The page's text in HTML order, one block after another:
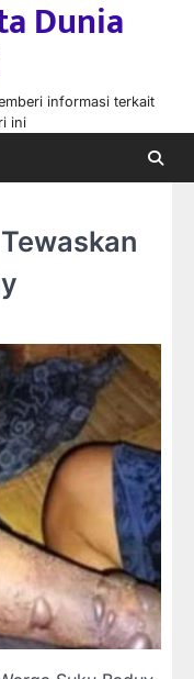
Dunia
informasi terkait
ini